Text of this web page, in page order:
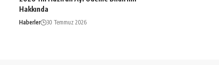
Hakkında
Haberler 30 Temmuz 2026